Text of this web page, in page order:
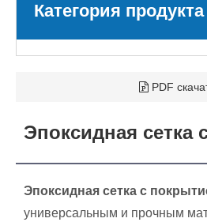
Категория продукта
PDF
Эпоксидная сетка
Эпоксидная сетка с
универсальным и прочным